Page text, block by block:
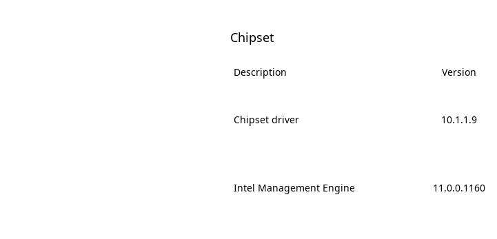
Chipset
Description Version
Chipset driver 10.1.1.9
Intel Management Engine 11.0.0.1160